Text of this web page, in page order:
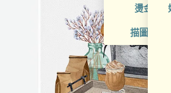
燙金喜帖
描圖紙喜